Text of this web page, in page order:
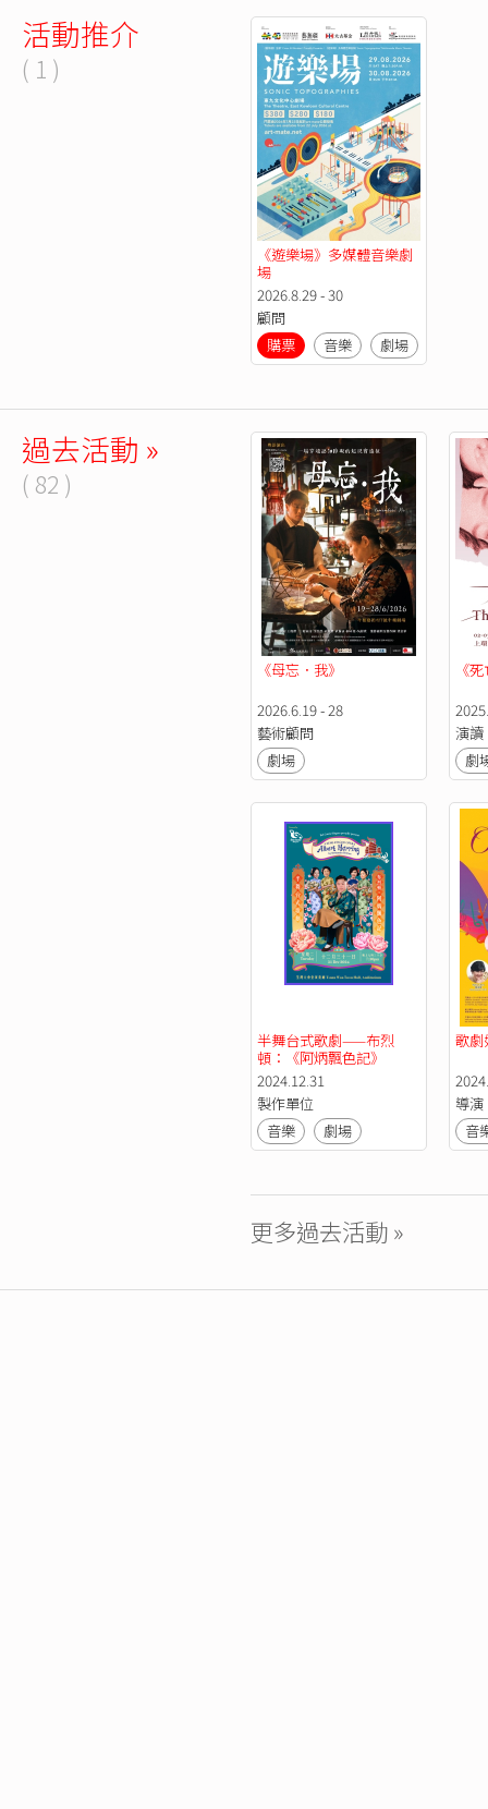
活動推介
( 1 )
《遊樂場》多媒體音樂劇
場
2026.8.29 - 30
顧問
購票
音樂 劇場
過去活動 »
( 82 )
《母忘．我》
2026.6.19 - 28
藝術顧問
劇場
《
演讀
劇
半舞台式歌劇——布烈
頓：《阿炳飄色記》
2024.12.31
製作單位
音樂
劇場
歌劇
導演
音
更多過去活動 »